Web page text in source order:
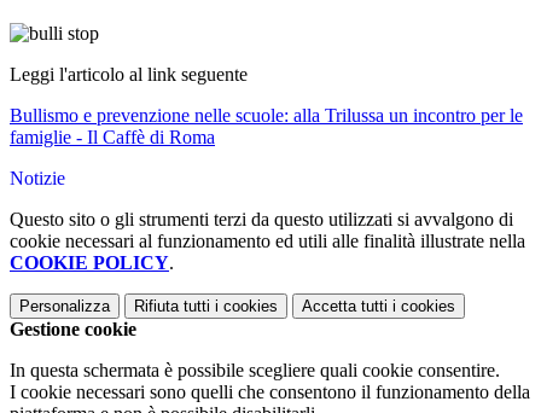
Leggi l'articolo al link seguente
Bullismo e prevenzione nelle scuole: alla Trilussa un incontro per le
famiglie - Il Caffè di Roma
Notizie
Questo sito o gli strumenti terzi da questo utilizzati si avvalgono di
cookie necessari al funzionamento ed utili alle finalità illustrate nella
COOKIE POLICY.
Personalizza Rifiuta tutti i cookies Accetta tutti i cookies
Gestione cookie
In questa schermata è possibile scegliere quali cookie consentire.
I cookie necessari sono quelli che consentono il funzionamento della